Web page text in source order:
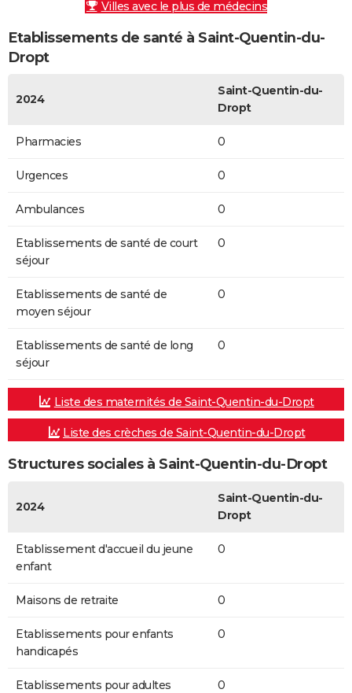
Villes avec le plus de médecins
Etablissements de santé à Saint-Quentin-du-
Dropt
2024
Saint-Quentin-du-
Dropt
Pharmacies 0
Urgences 0
Ambulances 0
Etablissements de santé de court
séjour
0
Etablissements de santé de
moyen séjour
0
Etablissements de santé de long
séjour
0
Liste des maternités de Saint-Quentin-du-Dropt
Liste des crèches de Saint-Quentin-du-Dropt
Structures sociales à Saint-Quentin-du-Dropt
2024
Saint-Quentin-du-
Dropt
Etablissement d'accueil du jeune
enfant
0
Maisons de retraite 0
Etablissements pour enfants
handicapés
0
Etablissements pour adultes
0